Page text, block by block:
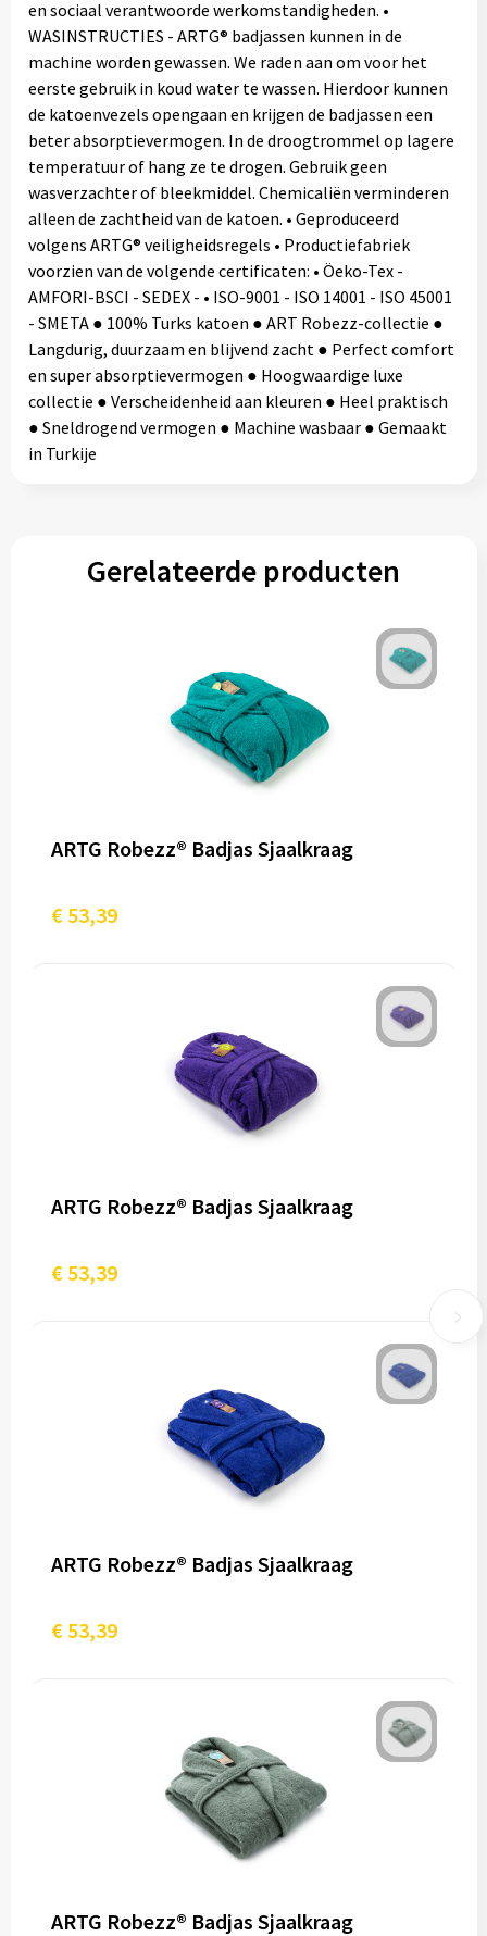
en sociaal verantwoorde werkomstandigheden. •
WASINSTRUCTIES - ARTG® badjassen kunnen in de
machine worden gewassen. We raden aan om voor het
eerste gebruik in koud water te wassen. Hierdoor kunnen
de katoenvezels opengaan en krijgen de badjassen een
beter absorptievermogen. In de droogtrommel op lagere
temperatuur of hang ze te drogen. Gebruik geen
wasverzachter of bleekmiddel. Chemicaliën verminderen
alleen de zachtheid van de katoen. • Geproduceerd
volgens ARTG® veiligheidsregels • Productiefabriek
voorzien van de volgende certificaten: • Öeko-Tex -
AMFORI-BSCI - SEDEX - • ISO-9001 - ISO 14001 - ISO 45001
- SMETA ● 100% Turks katoen ● ART Robezz-collectie ●
Langdurig, duurzaam en blijvend zacht ● Perfect comfort
en super absorptievermogen ● Hoogwaardige luxe
collectie ● Verscheidenheid aan kleuren ● Heel praktisch
● Sneldrogend vermogen ● Machine wasbaar ● Gemaakt
in Turkije
Gerelateerde producten
ARTG Robezz® Badjas Sjaalkraag
€ 53,39
ARTG Robezz® Badjas Sjaalkraag
€ 53,39
ARTG Robezz® Badjas Sjaalkraag
€ 53,39
ARTG Robezz® Badjas Sjaalkraag